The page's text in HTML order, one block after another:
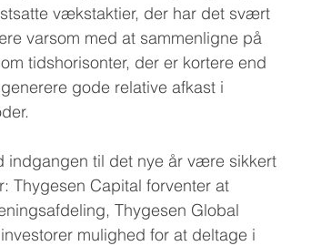
vækstaktier, der har det svært
varsom med at sammenligne på
tidshorisonter, der er kortere end
gode relative afkast i
indgangen til det nye år være sikkert
Thygesen Capital forventer at
Thygesen Global
mulighed for at deltage i